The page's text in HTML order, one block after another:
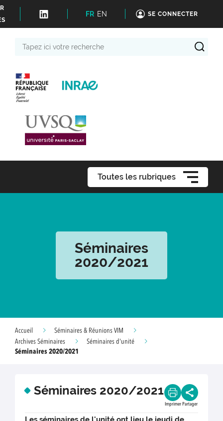
FR EN SE CONNECTER
Toutes les rubriques
Séminaires
2020/2021
Accueil
Séminaires & Réunions VIM
Archives Séminaires
Séminaires d'unité
Séminaires 2020/2021
Séminaires 2020/2021
Imprimer Partager